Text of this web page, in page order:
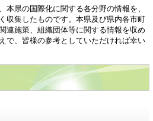
県の国際化に関する各分野の情報を、
収集したものです。本県及び県内各市町
連施策、組織団体等に関する情報を収め
で、皆様の参考としていただければ幸い